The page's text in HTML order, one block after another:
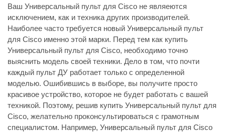
Ваш Универсальный пульт для Cisco не являеются
исключением, как и техника других производителей.
Наиболее часто требуется новый Универсальный пульт
для Cisco именно этой марки. Перед тем как купить
Универсальный пульт для Cisco, необходимо точно
выяснить модель своей техники. Дело в том, что почти
каждый пульт ДУ работает только с определенной
моделью. Ошибившись в выборе, вы получите просто
красивое устройство, которое не будет работать с вашей
техникой. Поэтому, решив купить Универсальный пульт для
Cisco, желательно проконсультироваться с грамотным
специалистом. Например, Универсальный пульт для Cisco